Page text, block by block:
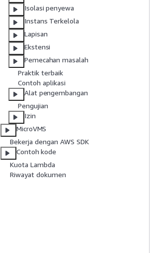
Isolasi penyewa
Instans Terkelola
Lapisan
Ekstensi
Pemecahan masalah
Praktik terbaik
Contoh aplikasi
Alat pengembangan
Pengujian
Izin
MicroVMS
Bekerja dengan AWS SDK
Contoh kode
Kuota Lambda
Riwayat dokumen